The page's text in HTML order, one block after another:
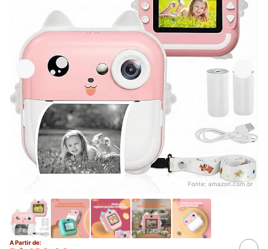
Fonte: amazon.com.br
A Partir de: